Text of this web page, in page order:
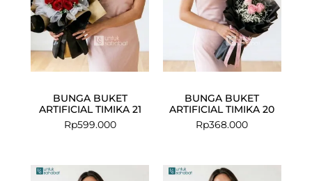
BUNGA BUKET
ARTIFICIAL TIMIKA 21
Rp599.000
BUNGA BUKET
ARTIFICIAL TIMIKA 20
Rp368.000